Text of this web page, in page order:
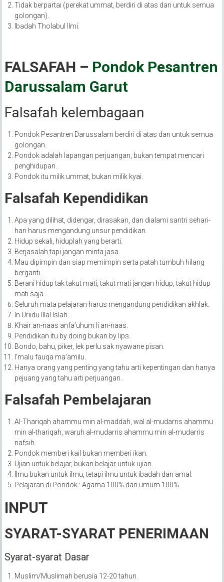
Tidak berpartai (perekat ummat, berdiri di atas dan untuk semua
golongan).
Ibadah Tholabul Ilmi.
FALSAFAH – Pondok Pesantren
Darussalam Garut
Falsafah kelembagaan
Pondok Pesantren Darussalam berdiri di atas dan untuk semua
golongan.
Pondok adalah lapangan perjuangan, bukan tempat mencari
penghidupan.
Pondok itu milik ummat, bukan milik kyai.
Falsafah Kependidikan
Apa yang dilihat, didengar, dirasakan, dan dialami santri sehari-
hari harus mengandung unsur pendidikan.
Hidup sekali, hiduplah yang berarti.
Berjasalah tapi jangan minta jasa.
Mau dipimpin dan siap memimpin serta patah tumbuh hilang
berganti.
Berani hidup tak takut mati, takut mati jangan hidup, takut hidup
mati saja.
Seluruh mata pelajaran harus mengandung pendidikan akhlak.
In Uriidu Illal Islah.
Khair an-naas anfa’uhum li an-naas.
Pendidikan itu by doing bukan by lips.
Bondo, bahu, piker, lek perlu sak nyawane pisan.
I’malu fauqa ma’amilu.
Hanya orang yang penting yang tahu arti kepentingan dan hanya
pejuang yang tahu arti perjuangan.
Falsafah Pembelajaran
Al-Thariqah ahammu min al-maddah, wal al-mudarris ahammu
min al-thariqah, waruh al-mudarris ahammu min al-mudarris
nafsih.
Pondok memberi kail bukan memberi ikan.
Ujian untuk belajar, bukan belajar untuk ujian.
Ilmu bukan untuk ilmu, tetapi ilmu untuk ibadah dan amal.
Pelajaran di Pondok : Agama 100% dan umum 100%.
INPUT
SYARAT-SYARAT PENERIMAAN
Syarat-syarat Dasar
Muslim/Muslimah berusia 12-20 tahun.